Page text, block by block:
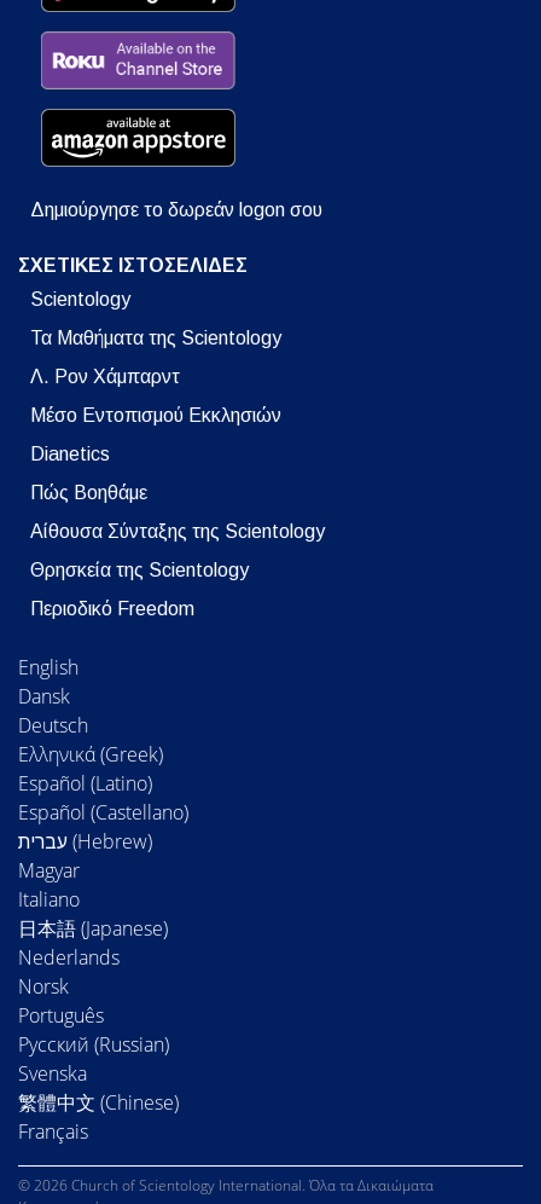
Δημιούργησε το δωρεάν logon σου
ΣΧΕΤΙΚΕΣ ΙΣΤΟΣΕΛΙΔΕΣ
Scientology
Τα Μαθήματα της Scientology
Λ. Ρον Χάμπαρντ
Μέσο Εντοπισμού Εκκλησιών
Dianetics
Πώς Βοηθάμε
Αίθουσα Σύνταξης της Scientology
Θρησκεία της Scientology
Περιοδικό Freedom
English
Dansk
Deutsch
Ελληνικά (Greek)
Español (Latino)
Español (Castellano)
Magyar
Italiano
日本語 (Japanese)
Nederlands
Norsk
Português
Русский (Russian)
Svenska
繁體中文 (Chinese)
Français
© 2026 Church of Scientology International. Όλα τα Δικαιώματα